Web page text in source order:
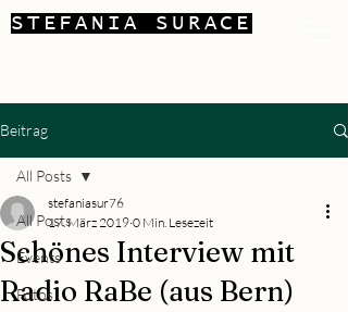
STEFANIA SURACE
Beitrag
All Posts
Events
Fotos
All Posts
Schönes Interview mit
Radio RaBe (aus Bern)
stefaniasur76
17. März 2019 0 Min. Lesezeit